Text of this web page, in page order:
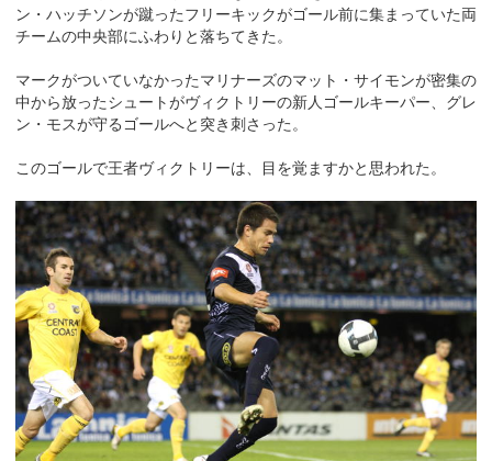
ン・ハッチソンが蹴ったフリーキックがゴール前に集まっていた両
チームの中央部にふわりと落ちてきた。
マークがついていなかったマリナーズのマット・サイモンが密集の
中から放ったシュートがヴィクトリーの新人ゴールキーパー、グレ
ン・モスが守るゴールへと突き刺さった。
このゴールで王者ヴィクトリーは、目を覚ますかと思われた。